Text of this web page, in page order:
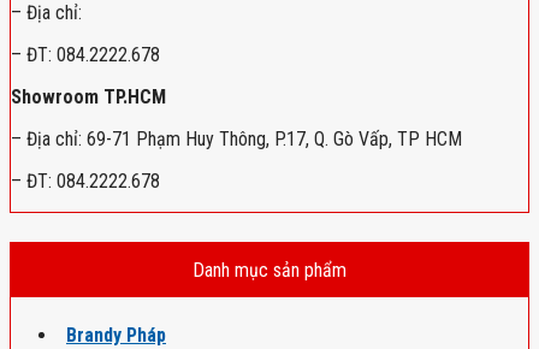
– Địa chỉ:
– ĐT: 084.2222.678
Showroom TP.HCM
– Địa chỉ: 69-71 Phạm Huy Thông, P.17, Q. Gò Vấp, TP HCM
– ĐT: 084.2222.678
Danh mục sản phẩm
Brandy Pháp